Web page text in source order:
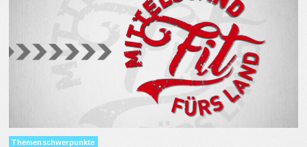
Themenschwerpunkte